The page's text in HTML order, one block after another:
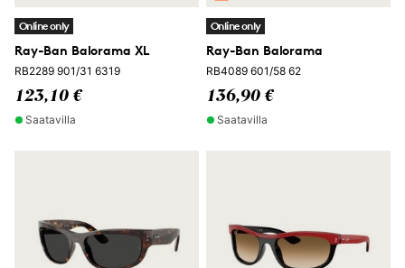
Online only
Ray-Ban Balorama XL
RB2289 901/31 6319
123,10 €
Saatavilla
Online only
Ray-Ban Balorama
RB4089 601/58 62
136,90 €
Saatavilla